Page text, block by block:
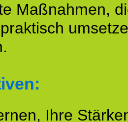
Maßnahmen,
praktisch
Ihre